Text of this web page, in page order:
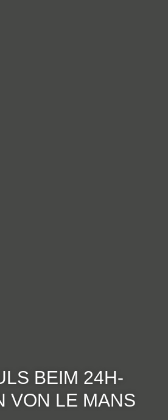
BEIM 24H-
VON LE MANS